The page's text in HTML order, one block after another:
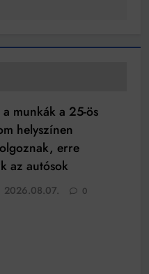
munkák a 25-ös
helyszínen
erre
az autósok
2026.08.07. 0